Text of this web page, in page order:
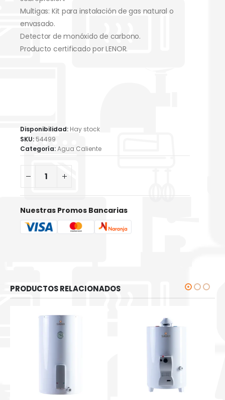
Multigas: Kit para instalación de gas natural o
envasado.
Detector de monóxido de carbono.
Producto certificado por LENOR.
Disponibilidad: Hay stock
SKU:54499
Categoría:Agua Caliente
Nuestras Promos Bancarias
PRODUCTOS RELACIONADOS